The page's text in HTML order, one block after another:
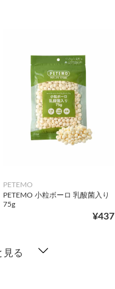
PETEMO
PETEMO 小粒ボーロ 乳酸菌入り
75g
¥437
見る